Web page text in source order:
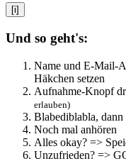
[i]
Und so geht's:
Name und E-Mail-
Häkchen setzen
Aufnahme-Knopf
erlauben)
Blabediblabla, dann
Noch mal anhören
Alles okay? =>
Unzufrieden? =>